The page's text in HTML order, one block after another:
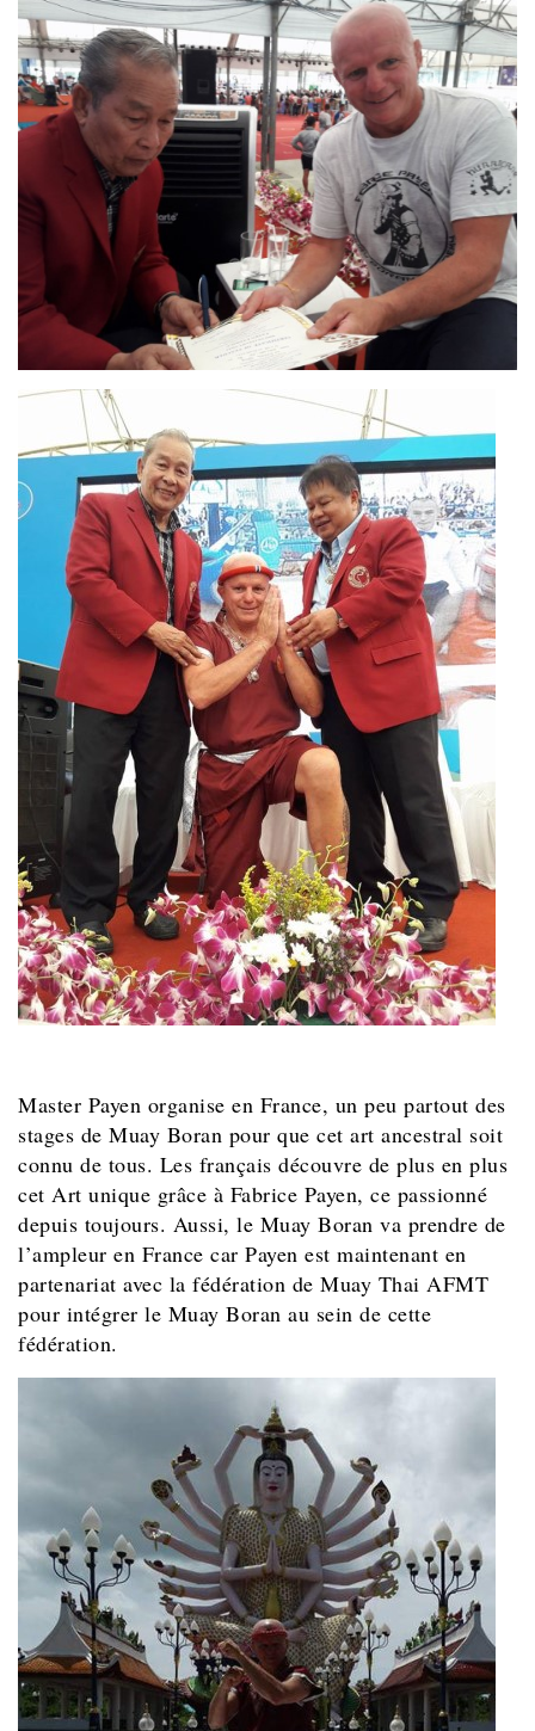
Master Payen organise en France, un peu partout des
stages de Muay Boran pour que cet art ancestral soit
connu de tous. Les français découvre de plus en plus
cet Art unique grâce à Fabrice Payen, ce passionné
depuis toujours. Aussi, le Muay Boran va prendre de
l’ampleur en France car Payen est maintenant en
partenariat avec la fédération de Muay Thai AFMT
pour intégrer le Muay Boran au sein de cette
fédération.